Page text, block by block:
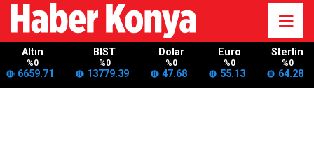
Altın
%0
6659.71
BIST
%0
13779.39
Dolar
%0
47.68
Euro
%0
55.13
Sterlin
%0
64.28